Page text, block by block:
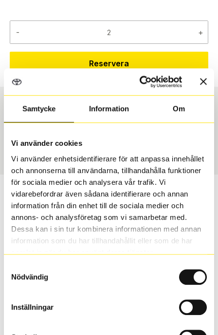
Samtycke Information Om
Vi använder cookies
Vi använder enhetsidentifierare för att anpassa innehållet
och annonserna till användarna, tillhandahålla funktioner
för sociala medier och analysera vår trafik. Vi
vidarebefordrar även sådana identifierare och annan
information från din enhet till de sociala medier och
annons- och analysföretag som vi samarbetar med.
Dessa kan i sin tur kombinera informationen med annan
information som du har tillhandahållit eller som de har
samlat in när du har använt deras tjänster.
Nödvändig
Inställningar
- +
Reservera
Art nummer
Passar detta däck min bil?
Ange registreringsnummer för att se om det däck du
valt passar din bilmodell. Om du köper däck som skall
sättas på dina befintliga fälgar, se till att kolla en extra
gång så att däck och fälg har samma dimensioner.
inte vara samma dimension som bilen hade ut från